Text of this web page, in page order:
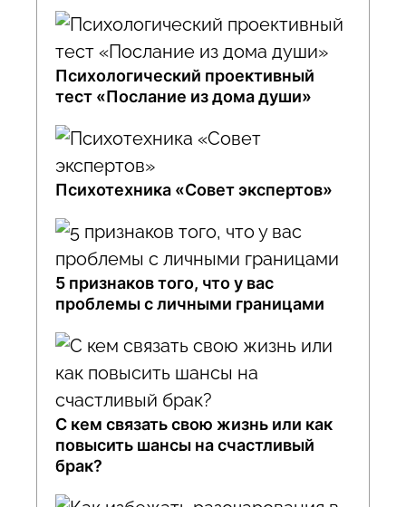
Психологический проективный
тест «Послание из дома души»
Психотехника «Совет экспертов»
5 признаков того, что у вас
проблемы с личными границами
С кем связать свою жизнь или как
повысить шансы на счастливый
брак?